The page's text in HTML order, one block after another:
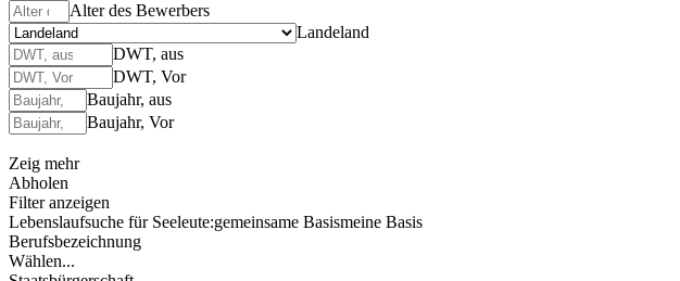
Alter des Bewerbers
Landeland
DWT, aus
DWT, Vor
Baujahr, aus
Baujahr, Vor
Zeig mehr
Abholen
Filter anzeigen
Lebenslaufsuche für Seeleute:gemeinsame Basismeine Basis
Berufsbezeichnung
Wählen...